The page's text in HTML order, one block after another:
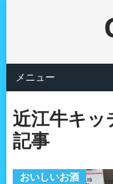
メニュー
近江牛キッ
記事
おいしいお酒